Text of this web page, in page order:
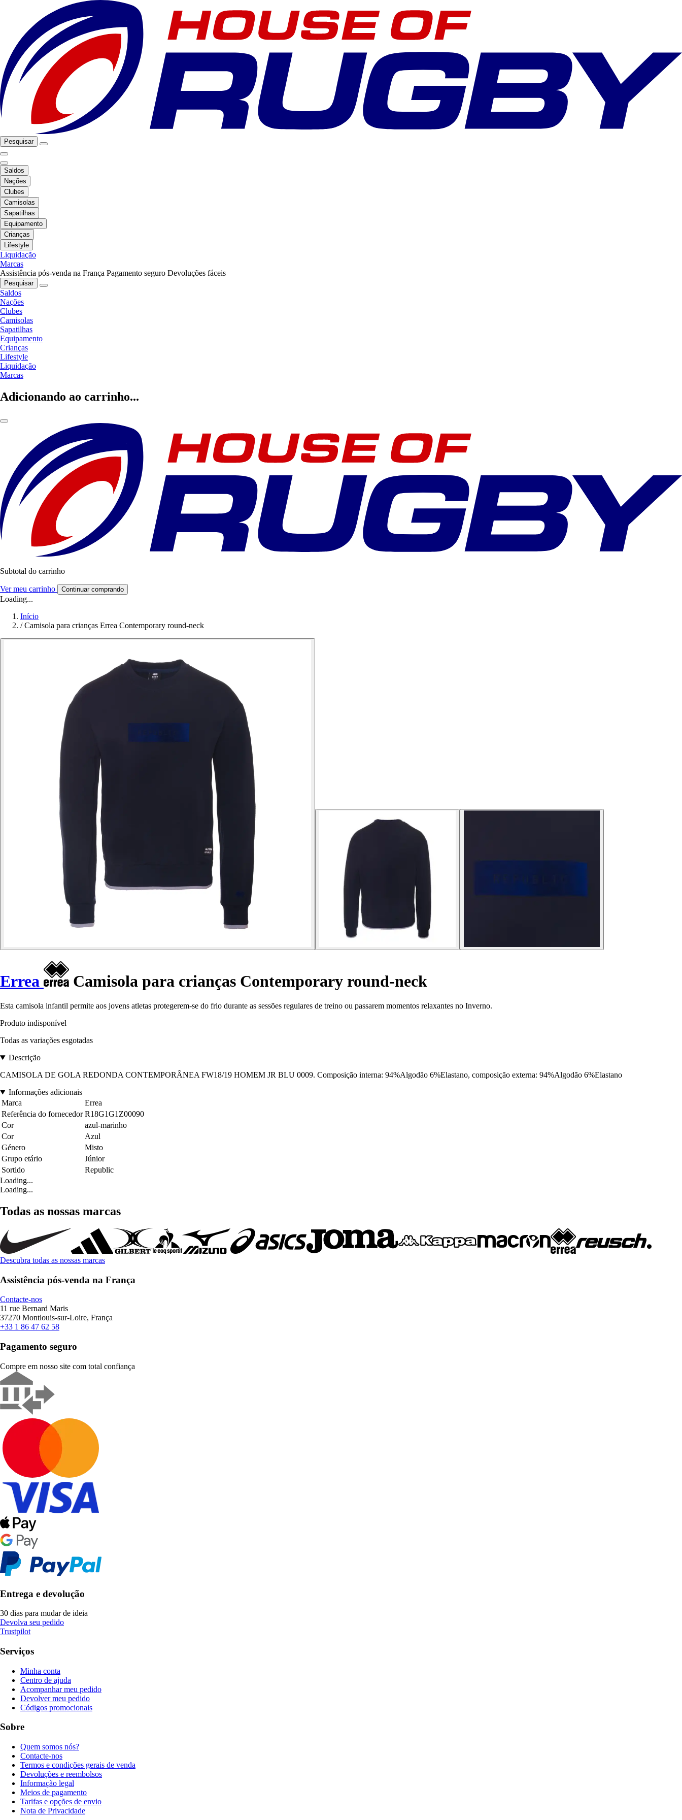
Pesquisar
Saldos
Nações
Clubes
Camisolas
Sapatilhas
Equipamento
Crianças
Lifestyle
Liquidação
Marcas
Assistência pós-venda na França Pagamento seguro Devoluções fáceis
Pesquisar
Saldos
Nações
Clubes
Camisolas
Sapatilhas
Equipamento
Crianças
Lifestyle
Liquidação
Marcas
Adicionando ao carrinho...
Subtotal do carrinho
Ver meu carrinho Continuar comprando
Loading...
Início
/ Camisola para crianças Errea Contemporary round-neck
Errea Camisola para crianças Contemporary round-neck
Esta camisola infantil permite aos jovens atletas protegerem-se do frio durante as sessões regulares de treino ou passarem momentos relaxantes no Inverno.
Produto indisponível
Todas as variações esgotadas
Descrição
CAMISOLA DE GOLA REDONDA CONTEMPORÂNEA FW18/19 HOMEM JR BLU 0009. Composição interna: 94%Algodão 6%Elastano, composição externa: 94%Algodão 6%Elastano
Informações adicionais
Marca
Errea
Referência do fornecedor R18G1G1Z00090
Cor
azul-marinho
Cor
Azul
Género
Misto
Grupo etário
Júnior
Sortido
Republic
Loading...
Loading...
Todas as nossas marcas
Descubra todas as nossas marcas
Assistência pós-venda na França
Contacte-nos
11 rue Bernard Maris
37270 Montlouis-sur-Loire, França
+33 1 86 47 62 58
Pagamento seguro
Compre em nosso site com total confiança
Entrega e devolução
30 dias para mudar de ideia
Devolva seu pedido
Trustpilot
Serviços
Minha conta
Centro de ajuda
Acompanhar meu pedido
Devolver meu pedido
Códigos promocionais
Sobre
Quem somos nós?
Contacte-nos
Termos e condições gerais de venda
Devoluções e reembolsos
Informação legal
Meios de pagamento
Tarifas e opções de envio
Nota de Privacidade